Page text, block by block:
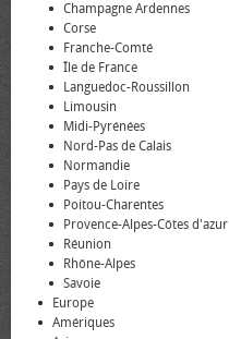
Champagne Ardennes
Corse
Franche-Comté
Île de France
Languedoc-Roussillon
Limousin
Midi-Pyrénées
Nord-Pas de Calais
Normandie
Pays de Loire
Poitou-Charentes
Provence-Alpes-Côtes d'azur
Réunion
Rhône-Alpes
Savoie
Europe
Amériques